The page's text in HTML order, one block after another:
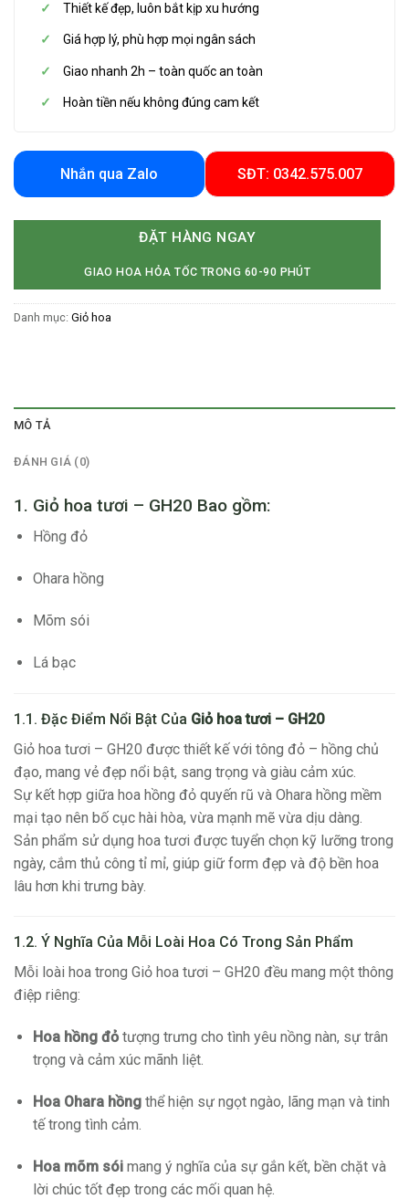
Thiết kế đẹp, luôn bắt kịp xu hướng
Giá hợp lý, phù hợp mọi ngân sách
Giao nhanh 2h – toàn quốc an toàn
Hoàn tiền nếu không đúng cam kết
Nhắn qua Zalo SĐT: 0342.575.007
ĐẶT HÀNG NGAY
GIAO HOA HỎA TỐC TRONG 60-90 PHÚT
Danh mục: Giỏ hoa
MÔ TẢ
ĐÁNH GIÁ (0)
1. Giỏ hoa tươi – GH20 Bao gồm:
Hồng đỏ
Ohara hồng
Mõm sói
Lá bạc
1.1. Đặc Điểm Nổi Bật Của Giỏ hoa tươi – GH20
Giỏ hoa tươi – GH20 được thiết kế với tông đỏ – hồng chủ
đạo, mang vẻ đẹp nổi bật, sang trọng và giàu cảm xúc.
Sự kết hợp giữa hoa hồng đỏ quyến rũ và Ohara hồng mềm
mại tạo nên bố cục hài hòa, vừa mạnh mẽ vừa dịu dàng.
Sản phẩm sử dụng hoa tươi được tuyển chọn kỹ lưỡng trong
ngày, cắm thủ công tỉ mỉ, giúp giữ form đẹp và độ bền hoa
lâu hơn khi trưng bày.
1.2. Ý Nghĩa Của Mỗi Loài Hoa Có Trong Sản Phẩm
Mỗi loài hoa trong Giỏ hoa tươi – GH20 đều mang một thông
điệp riêng:
Hoa hồng đỏtượng trưng cho tình yêu nồng nàn, sự trân
trọng và cảm xúc mãnh liệt.
Hoa Ohara hồngthể hiện sự ngọt ngào, lãng mạn và tinh
tế trong tình cảm.
Hoa mõm sóimang ý nghĩa của sự gắn kết, bền chặt và
lời chúc tốt đẹp trong các mối quan hệ.